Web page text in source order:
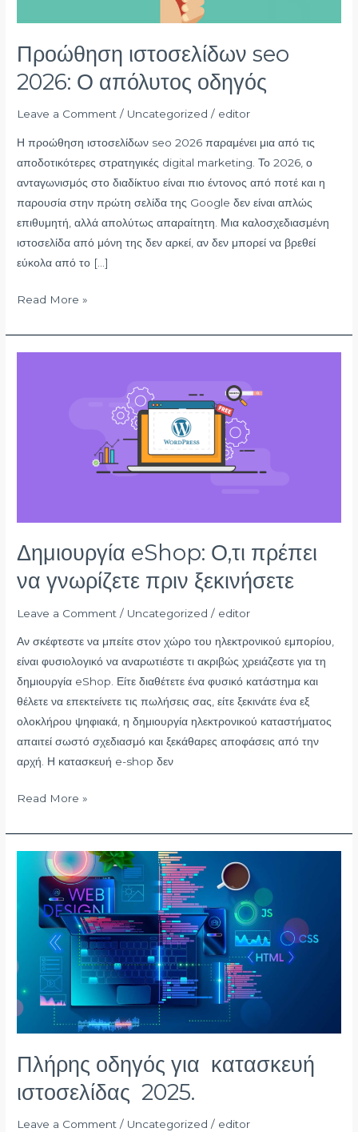
Προώθηση ιστοσελίδων seo
2026: Ο απόλυτος οδηγός
Leave a Comment / Uncategorized / editor
Η προώθηση ιστοσελίδων seo 2026 παραμένει μια από τις
αποδοτικότερες στρατηγικές digital marketing. Το 2026, ο
ανταγωνισμός στο διαδίκτυο είναι πιο έντονος από ποτέ και η
παρουσία στην πρώτη σελίδα της Google δεν είναι απλώς
επιθυμητή, αλλά απολύτως απαραίτητη. Μια καλοσχεδιασμένη
ιστοσελίδα από μόνη της δεν αρκεί, αν δεν μπορεί να βρεθεί
εύκολα από το […]
Read More »
Δημιουργία eShop: Ο,τι πρέπει
να γνωρίζετε πριν ξεκινήσετε
Leave a Comment / Uncategorized / editor
Αν σκέφτεστε να μπείτε στον χώρο του ηλεκτρονικού εμπορίου,
είναι φυσιολογικό να αναρωτιέστε τι ακριβώς χρειάζεστε για τη
δημιουργία eShop. Είτε διαθέτετε ένα φυσικό κατάστημα και
θέλετε να επεκτείνετε τις πωλήσεις σας, είτε ξεκινάτε ένα εξ
ολοκλήρου ψηφιακά, η δημιουργία ηλεκτρονικού καταστήματος
απαιτεί σωστό σχεδιασμό και ξεκάθαρες αποφάσεις από την
αρχή. Η κατασκευή e-shop δεν
Read More »
Πλήρης οδηγός για κατασκευή
ιστοσελίδας 2025.
Leave a Comment / Uncategorized / editor
Πλήρης
οδηγός
κατασκευή
ιστοσελίδας
2025.